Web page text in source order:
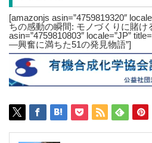
[amazonjs asin=”4759819320″
ちの感動の瞬間: モノづくりに賭け
asin=”4759810803″ locale=”JP”
―興奮に満ちた51の発見物語”]